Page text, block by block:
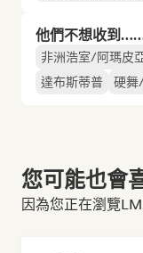
他們不想收到
非洲浩室/阿瑪皮
達布斯蒂普
硬舞
您可能也會
因為您正在瀏覽